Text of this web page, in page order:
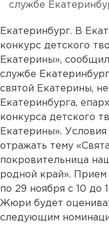
службе
Екатеринбург. В
конкурс детского
Екатерины»,
службе
святой Екатерины,
Екатеринбурга,
конкурса детского
Екатерины».
отражать тему
покровительница
родной край». Прием
по 29 ноября с 10 до
Жюри будет
следующим